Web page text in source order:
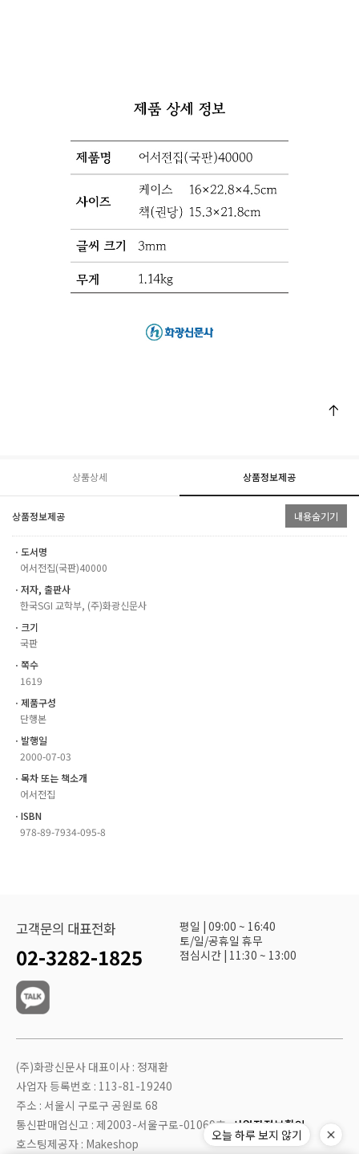
상품상세 상품정보제공
상품정보제공 내용숨기기
ㆍ도서명
어서전집(국판)40000
ㆍ저자, 출판사
한국SGI 교학부, (주)화광신문사
ㆍ크기
국판
ㆍ쪽수
1619
ㆍ제품구성
단행본
ㆍ발행일
2000-07-03
ㆍ목차 또는 책소개
어서전집
ㆍISBN
978-89-7934-095-8
고객문의 대표전화
02-3282-1825
평일 | 09:00 ~ 16:40
토/일/공휴일 휴무
점심시간 | 11:30 ~ 13:00
(주)화광신문사 대표이사 : 정재환
사업자 등록번호 : 113-81-19240
주소 : 서울시 구로구 공원로 68
통신판매업신고 : 제2003-서울구로-01069호 사업자정보확인
호스팅제공자 : Makeshop
오늘 하루 보지 않기